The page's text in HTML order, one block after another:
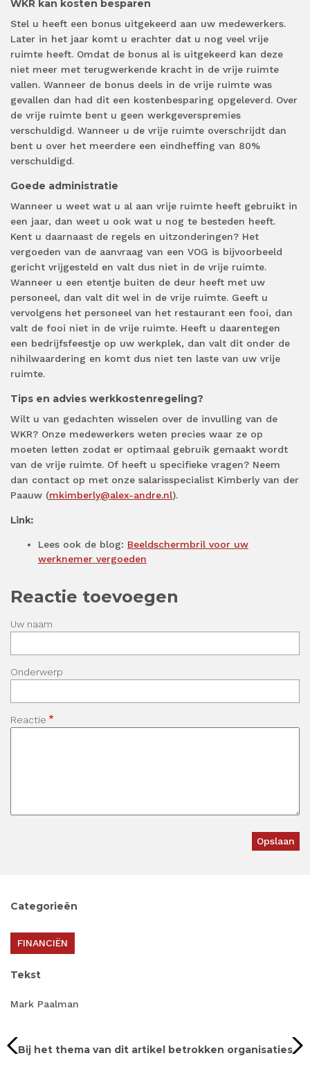
WKR kan kosten besparen
Stel u heeft een bonus uitgekeerd aan uw medewerkers.
Later in het jaar komt u erachter dat u nog veel vrije
ruimte heeft. Omdat de bonus al is uitgekeerd kan deze
niet meer met terugwerkende kracht in de vrije ruimte
vallen. Wanneer de bonus deels in de vrije ruimte was
gevallen dan had dit een kostenbesparing opgeleverd. Over
de vrije ruimte bent u geen werkgeverspremies
verschuldigd. Wanneer u de vrije ruimte overschrijdt dan
bent u over het meerdere een eindheffing van 80%
verschuldigd.
Goede administratie
Wanneer u weet wat u al aan vrije ruimte heeft gebruikt in
een jaar, dan weet u ook wat u nog te besteden heeft.
Kent u daarnaast de regels en uitzonderingen? Het
vergoeden van de aanvraag van een VOG is bijvoorbeeld
gericht vrijgesteld en valt dus niet in de vrije ruimte.
Wanneer u een etentje buiten de deur heeft met uw
personeel, dan valt dit wel in de vrije ruimte. Geeft u
vervolgens het personeel van het restaurant een fooi, dan
valt de fooi niet in de vrije ruimte. Heeft u daarentegen
een bedrijfsfeestje op uw werkplek, dan valt dit onder de
nihilwaardering en komt dus niet ten laste van uw vrije
ruimte.
Tips en advies werkkostenregeling?
Wilt u van gedachten wisselen over de invulling van de
WKR? Onze medewerkers weten precies waar ze op
moeten letten zodat er optimaal gebruik gemaakt wordt
van de vrije ruimte. Of heeft u specifieke vragen? Neem
dan contact op met onze salarisspecialist Kimberly van der
Paauw (mkimberly@alex-andre.nl).
Link:
Lees ook de blog: Beeldschermbril voor uw
werknemer vergoeden
Reactie toevoegen
Uw naam
Onderwerp
Reactie
Categorieën
FINANCIËN
Tekst
Mark Paalman
Bij het thema van dit artikel betrokken organisaties